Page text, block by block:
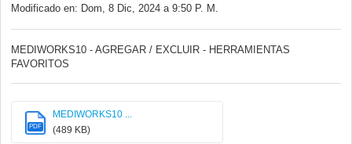
Modificado en: Dom, 8 Dic, 2024 a 9:50 P. M.
MEDIWORKS10 - AGREGAR / EXCLUIR - HERRAMIENTAS
FAVORITOS
PDF
MEDIWORKS10 ...
(489 KB)